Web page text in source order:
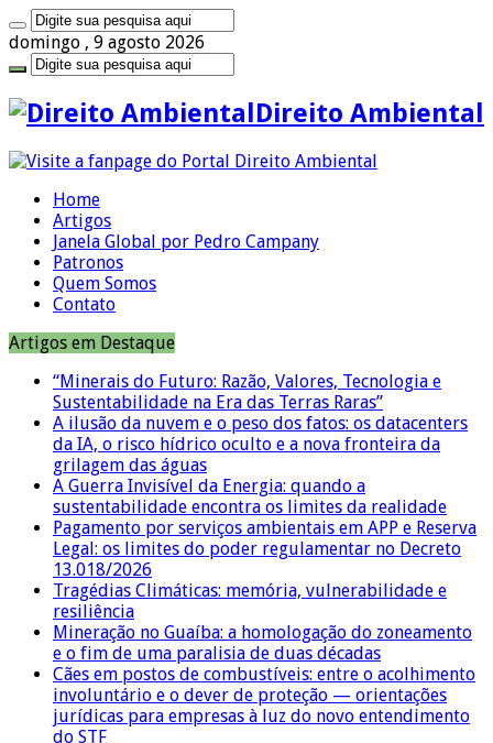
domingo , 9 agosto 2026
Direito Ambiental
Home
Artigos
Janela Global por Pedro Campany
Patronos
Quem Somos
Contato
Artigos em Destaque
“Minerais do Futuro: Razão, Valores, Tecnologia e
Sustentabilidade na Era das Terras Raras”
A ilusão da nuvem e o peso dos fatos: os datacenters
da IA, o risco hídrico oculto e a nova fronteira da
grilagem das águas
A Guerra Invisível da Energia: quando a
sustentabilidade encontra os limites da realidade
Pagamento por serviços ambientais em APP e Reserva
Legal: os limites do poder regulamentar no Decreto
13.018/2026
Tragédias Climáticas: memória, vulnerabilidade e
resiliência
Mineração no Guaíba: a homologação do zoneamento
e o fim de uma paralisia de duas décadas
Cães em postos de combustíveis: entre o acolhimento
involuntário e o dever de proteção — orientações
jurídicas para empresas à luz do novo entendimento
do STF